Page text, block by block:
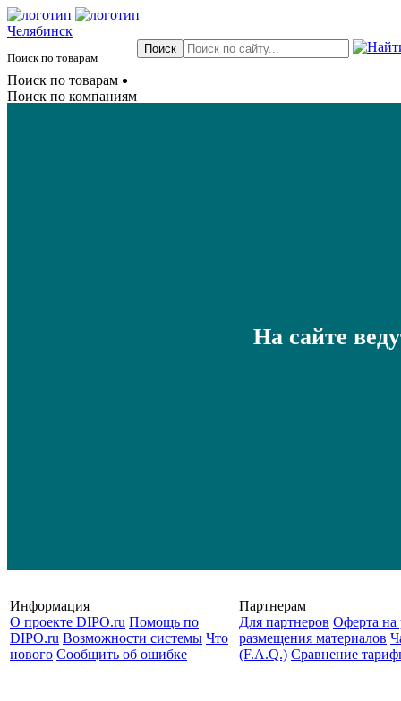
Челябинск
Поиск по товарам
Поиск по товарам
Поиск по компаниям
На сайте
Информация
О проекте DIPO.ru Помощь по
DIPO.ru Возможности системы Что
нового Сообщить об ошибке
Партнерам
Для партнеров Оферта на
размещения материалов
(F.A.Q.) Cравнение